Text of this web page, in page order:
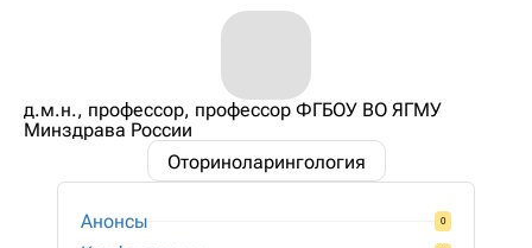
д.м.н., профессор, профессор ФГБОУ ВО ЯГМУ
Минздрава России
Оториноларингология
Анонсы 0